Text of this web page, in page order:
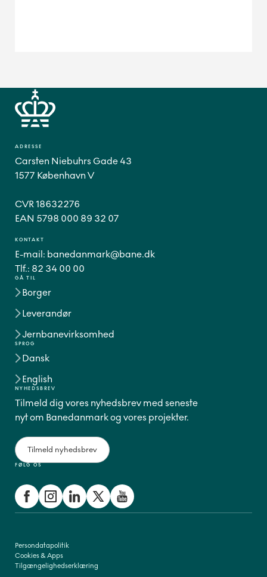
GÅ TIL
Borger
Leverandør
Jernbanevirksomhed
SPROG
Dansk
English
FØLG OS
ADRESSE
Carsten Niebuhrs Gade 43
1577 København V
CVR 18632276
EAN 5798 000 89 32 07
KONTAKT
E-mail: banedanmark@bane.dk
Tlf.: 82 34 00 00
NYHEDSBREV
Tilmeld dig vores nyhedsbrev med seneste
nyt om Banedanmark og vores projekter.
Tilmeld nyhedsbrev
Persondatapolitik
Cookies & Apps
Tilgængelighedserklæring